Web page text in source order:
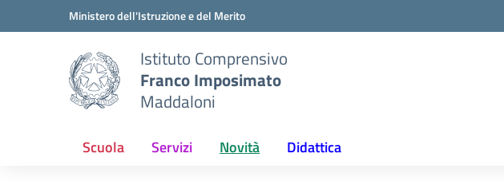
Vai ai contenuti
Vai al menu di navigazioneMinistero dell'Istruzione e del Merito
Istituto Comprensivo
Franco Imposimato
Maddaloni
Scuola Servizi Novità Didattica